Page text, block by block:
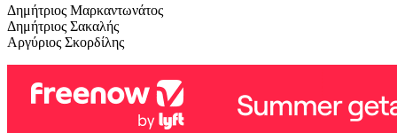
Δημήτριος Μαρκαντωνάτος
Δημήτριος Σακαλής
Αργύριος Σκορδίλης